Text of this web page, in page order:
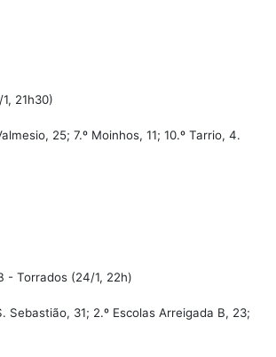
21h30)
25; 7.º Moinhos, 11; 10.º Tarrio, 4.
- Torrados (24/1, 22h)
Sebastião, 31; 2.º Escolas Arreigada B, 23;